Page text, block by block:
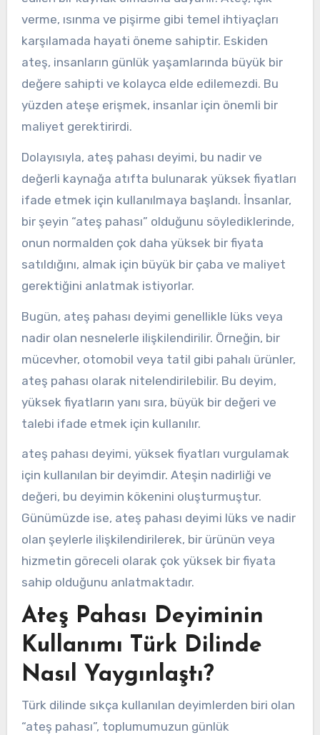
verme, ısınma ve pişirme gibi temel ihtiyaçları
karşılamada hayati öneme sahiptir. Eskiden
ateş, insanların günlük yaşamlarında büyük bir
değere sahipti ve kolayca elde edilemezdi. Bu
yüzden ateşe erişmek, insanlar için önemli bir
maliyet gerektirirdi.
Dolayısıyla, ateş pahası deyimi, bu nadir ve
değerli kaynağa atıfta bulunarak yüksek fiyatları
ifade etmek için kullanılmaya başlandı. İnsanlar,
bir şeyin “ateş pahası” olduğunu söylediklerinde,
onun normalden çok daha yüksek bir fiyata
satıldığını, almak için büyük bir çaba ve maliyet
gerektiğini anlatmak istiyorlar.
Bugün, ateş pahası deyimi genellikle lüks veya
nadir olan nesnelerle ilişkilendirilir. Örneğin, bir
mücevher, otomobil veya tatil gibi pahalı ürünler,
ateş pahası olarak nitelendirilebilir. Bu deyim,
yüksek fiyatların yanı sıra, büyük bir değeri ve
talebi ifade etmek için kullanılır.
ateş pahası deyimi, yüksek fiyatları vurgulamak
için kullanılan bir deyimdir. Ateşin nadirliği ve
değeri, bu deyimin kökenini oluşturmuştur.
Günümüzde ise, ateş pahası deyimi lüks ve nadir
olan şeylerle ilişkilendirilerek, bir ürünün veya
hizmetin göreceli olarak çok yüksek bir fiyata
sahip olduğunu anlatmaktadır.
Ateş Pahası Deyiminin
Kullanımı Türk Dilinde
Nasıl Yaygınlaştı?
Türk dilinde sıkça kullanılan deyimlerden biri olan
“ateş pahası”, toplumumuzun günlük